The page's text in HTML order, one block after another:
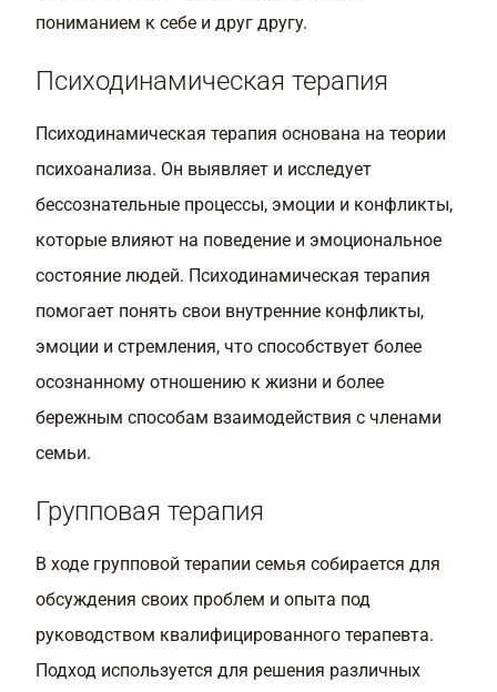
пониманием к себе и друг другу.
Психодинамическая терапия
Психодинамическая терапия основана на теории
психоанализа. Он выявляет и исследует
бессознательные процессы, эмоции и конфликты,
которые влияют на поведение и эмоциональное
состояние людей. Психодинамическая терапия
помогает понять свои внутренние конфликты,
эмоции и стремления, что способствует более
осознанному отношению к жизни и более
бережным способам взаимодействия с членами
семьи.
Групповая терапия
В ходе групповой терапии семья собирается для
обсуждения своих проблем и опыта под
руководством квалифицированного терапевта.
Подход используется для решения различных